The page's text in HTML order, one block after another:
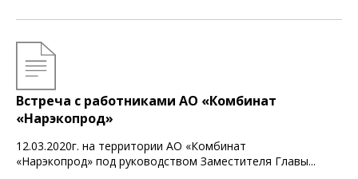
Встреча с работниками АО «Комбинат
«Нарэкопрод»
12.03.2020г. на территории АО «Комбинат
«Нарэкопрод» под руководством Заместителя Главы...